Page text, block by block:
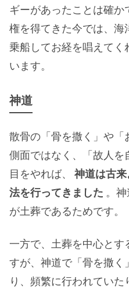
ギーがあったことは確
権を得てきた今では、海
乗船してお経を唱えてく
います。
神道
散骨の「骨を撒く」や「
側面ではなく、「故人を
目をやれば、 神道は古
法を行ってきました 。
が土葬であるためです。
一方で、土葬を中心とす
すが、神道で「骨を撒く
り、頻繁に行われてい